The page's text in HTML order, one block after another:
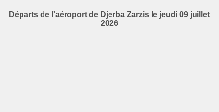
Départs de l'aéroport de Djerba Zarzis le jeudi 09 juillet
2026